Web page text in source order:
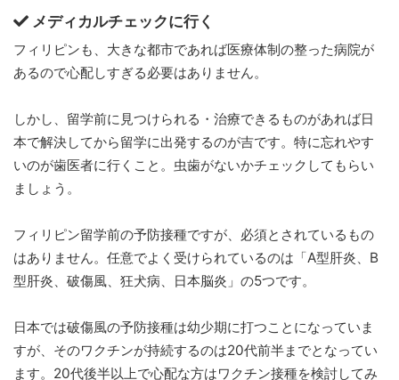
メディカルチェックに行く
フィリピンも、大きな都市であれば医療体制の整った病院が
あるので心配しすぎる必要はありません。
しかし、留学前に見つけられる・治療できるものがあれば日
本で解決してから留学に出発するのが吉です。特に忘れやす
いのが歯医者に行くこと。虫歯がないかチェックしてもらい
ましょう。
フィリピン留学前の予防接種ですが、必須とされているもの
はありません。任意でよく受けられているのは「A型肝炎、B
型肝炎、破傷風、狂犬病、日本脳炎」の5つです。
日本では破傷風の予防接種は幼少期に打つことになっていま
すが、そのワクチンが持続するのは20代前半までとなってい
ます。20代後半以上で心配な方はワクチン接種を検討してみ